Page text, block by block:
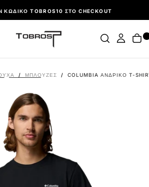
TOBROS10 ΣΤΟ CHECKOUT
/ ΜΠΛΟΎΖΕΣ / COLUMBIA ΑΝΔΡΙΚΌ T-